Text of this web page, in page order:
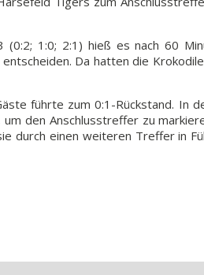
1:0; 2:1) hieß es nach 60
Da hatten die
führte zum 0:1-Rückstand. In
den Anschlusstreffer zu
durch einen weiteren Treffer in